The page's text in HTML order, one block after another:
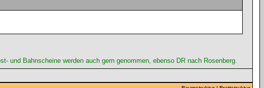
und Bahnscheine werden auch gern genommen, ebenso DR nach Rosenberg.